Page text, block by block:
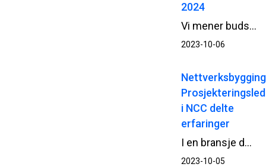
2024
Vi mener budsjettforslaget burde lagt opp til høyere bevilgninger til bygg- og anleggsprosjekter med kort oppstartstid, herunder vedlikeholdsprosjekter.
2023-10-06
i NCC delte
erfaringer
I en bransje der suksess ofte måles i effektivitet og kvalitet, er samarbeid og læring av avgjørende betydning. Nylig ble det gjennomført en inspirerende samling for prosjekteringsledere i NCC, hvor deltakerne fikk muligheten til å dele erfaringer, diskutere arbeidsmetoder og dra på prosjektbesøk for å lære av hverandres utfordringer og suksesser.
2023-10-05